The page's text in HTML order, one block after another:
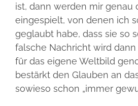
ist, dann werden mir genau
eingespielt, von denen ich
geglaubt habe, dass sie so
falsche Nachricht wird
für das eigene Weltbild
bestärkt den Glauben an
sowieso schon „immer